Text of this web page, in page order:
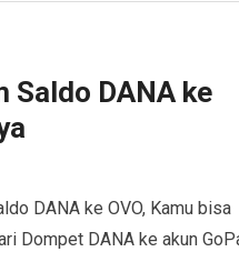
Saldo DANA ke
DANA ke OVO, Kamu bisa
Dompet DANA ke akun